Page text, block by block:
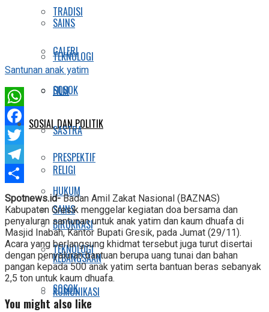
SAINS
TEKNOLOGI
SOSOK
SOSIAL DAN POLITIK
PRESPEKTIF
HUKUM
BIROKRASI
KEBANGSAAN
KOMUNIKASI
TRADISI
GALERI
FILM
SASTRA
RELIGI
SAINS
TEKNOLOGI
SOSOK
Santunan anak yatim
WhatsApp
Facebook
Twitter
Telegram
Share
Spotnews.id-Badan Amil Zakat Nasional (BAZNAS)
Kabupaten Gresik menggelar kegiatan doa bersama dan
penyaluran santunan untuk anak yatim dan kaum dhuafa di
Masjid Inabah, Kantor Bupati Gresik, pada Jumat (29/11).
Acara yang berlangsung khidmat tersebut juga turut disertai
dengan penyaluran bantuan berupa uang tunai dan bahan
pangan kepada 500 anak yatim serta bantuan beras sebanyak
2,5 ton untuk kaum dhuafa.
You might also like